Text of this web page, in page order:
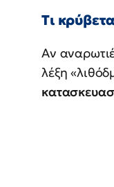
Τι
Αν
λέξη